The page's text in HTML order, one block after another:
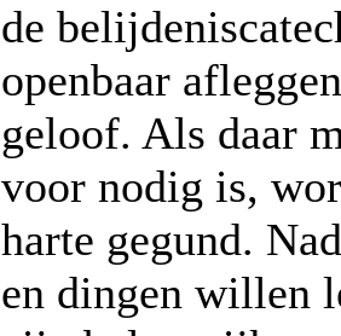
de
openbaar
geloof. Als daar
voor nodig is,
harte gegund.
en dingen willen